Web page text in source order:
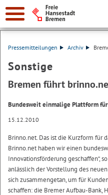
Suche:
Pressemitteilungen Archiv
Sonstige
Bremen führt
Bundesweit einmalige Plattform
15.12.2010
Brinno.net. Das ist die Kurzform für
Brinno.net haben wir einen
Innovationsförderung geschaffen“,
anlässlich der Vorstellung des
sich zusammengetan, um für
schaffen: die Bremer Aufbau-Bank,